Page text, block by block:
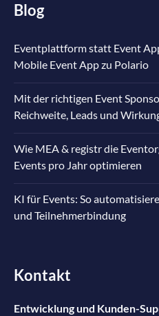
Blog
Eventplattform statt Event
Mobile Event App zu Polario
Mit der richtigen Event
Reichweite, Leads und
Wie MEA & registr die
Events pro Jahr optimieren
KI für Events: So
und Teilnehmerbindung
Kontakt
Entwicklung und Kunden-